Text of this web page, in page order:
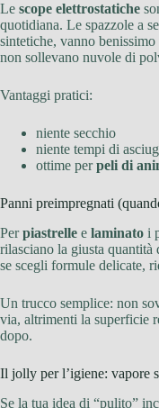
Le scope elettrostatiche
quotidiana. Le spazzole a
sintetiche, vanno
non sollevano nuvole di
Vantaggi pratici:
niente secchio
niente tempi di
ottime perpeli di
Panni preimpregnati
Perpiastrelle e laminato i
rilasciano la giusta
se scegli formule delicate,
Un trucco semplice: non
via, altrimenti la superficie
dopo.
Il jolly per l’igiene: vapore
Se la tua idea di “pulito”